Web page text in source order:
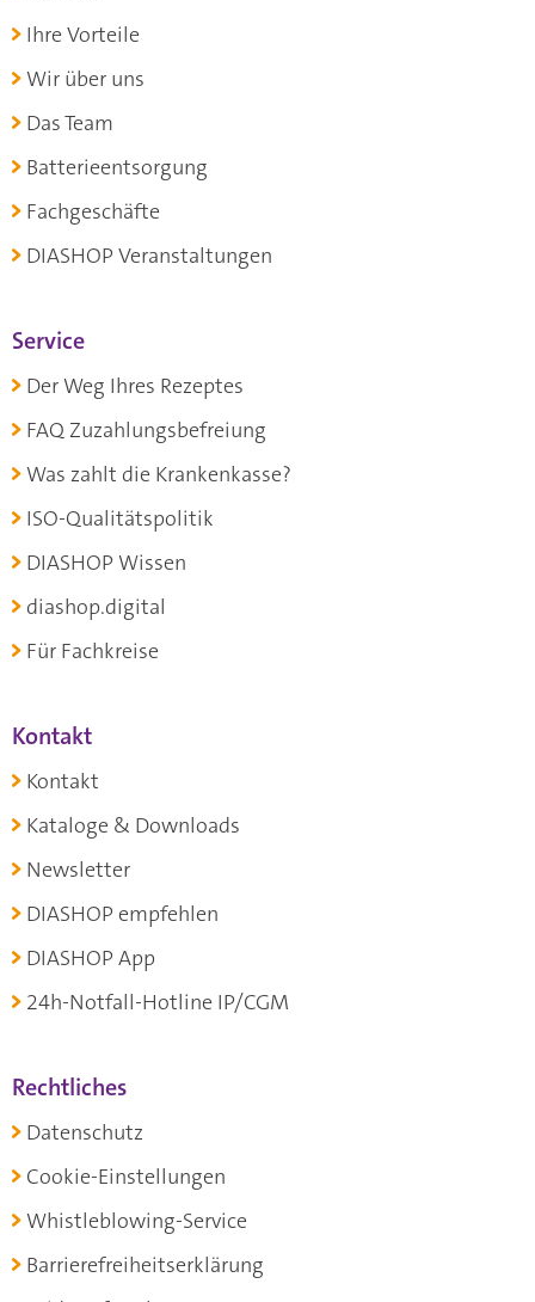
Ihre Vorteile
Wir über uns
Das Team
Batterieentsorgung
Fachgeschäfte
DIASHOP Veranstaltungen
Service
Der Weg Ihres Rezeptes
FAQ Zuzahlungsbefreiung
Was zahlt die Krankenkasse?
ISO-Qualitätspolitik
DIASHOP Wissen
diashop.digital
Für Fachkreise
Kontakt
Kontakt
Kataloge & Downloads
Newsletter
DIASHOP empfehlen
DIASHOP App
24h-Notfall-Hotline IP/CGM
Rechtliches
Datenschutz
Cookie-Einstellungen
Whistleblowing-Service
Barrierefreiheitserklärung